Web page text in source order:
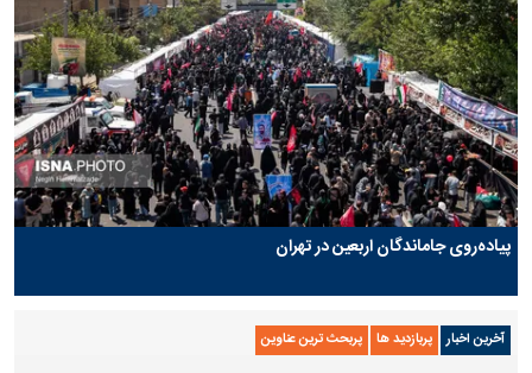
پیاده‌روی جاماندگان اربعین در تهران
آخرین اخبار پربازدید ها پربحث ترین عناوین